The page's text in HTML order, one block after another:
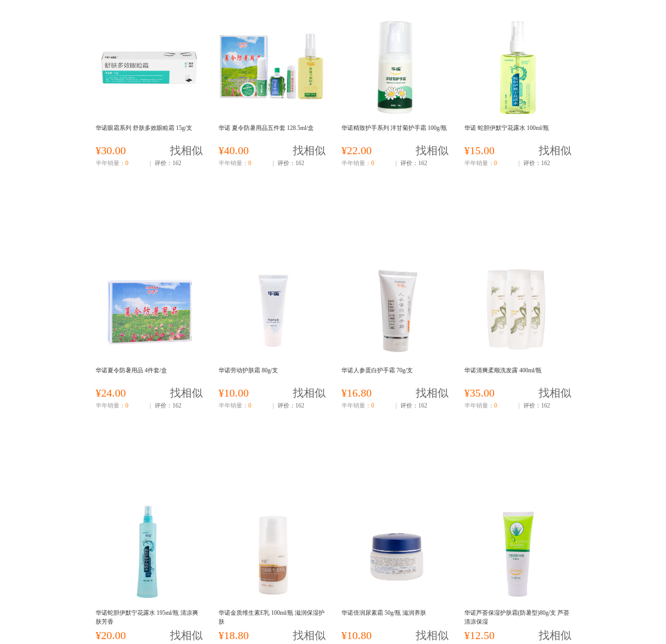
华诺眼霜系列 舒肤多效眼睑霜 15g/支
¥30.00 找相似
半年销量： 0 评价：162
华诺 夏令防暑用品五件套 128.5ml/盒
¥40.00 找相似
半年销量： 0 评价：162
华诺精致护手系列 洋甘菊护手霜 100g/瓶
¥22.00 找相似
半年销量： 0 评价：162
华诺 蛇胆伊默宁花露水 100ml/瓶
¥15.00 找相似
半年销量： 0 评价：162
华诺夏令防暑用品 4件套/盒
¥24.00 找相似
半年销量： 0 评价：162
华诺劳动护肤霜 80g/支
¥10.00 找相似
半年销量： 0 评价：162
华诺人参蛋白护手霜 70g/支
¥16.80 找相似
半年销量： 0 评价：162
华诺清爽柔顺洗发露 400ml/瓶
¥35.00 找相似
半年销量： 0 评价：162
华诺蛇胆伊默宁花露水 195ml/瓶 清凉爽
肤芳香
¥20.00 找相似
华诺金质维生素E乳 100ml/瓶 滋润保湿护
肤
¥18.80 找相似
华诺倍润尿素霜 50g/瓶 滋润养肤
¥10.80 找相似
华诺芦荟保湿护肤霜(防暑型)80g/支 芦荟
清凉保湿
¥12.50 找相似